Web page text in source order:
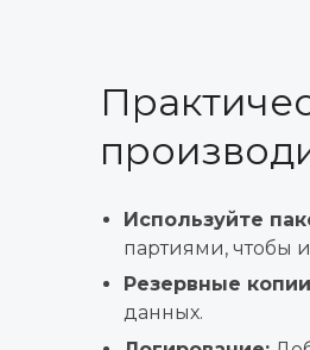
Используйте
партиями, чтобы
Резервные
данных.